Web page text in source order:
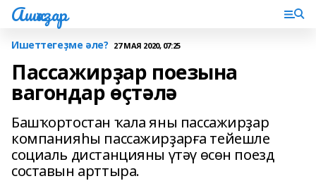
Ашҡаҙар
Ишеттегеҙме әле? 27 МАЯ 2020, 07:25
Пассажирҙар поезына
вагондар өҫтәлә
Башҡортостан ҡала яны пассажирҙар
компанияһы пассажирҙарға тейешле
социаль дистанцияны үтәү өсөн поезд
составын арттыра.